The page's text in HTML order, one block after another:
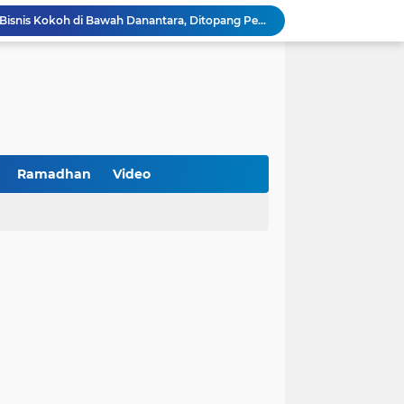
BNI Catat Fundamental Bisnis Kokoh di Bawah Danantara, Ditopang Pertumbuhan Kredit dan Kualitas Aset
Jakarta Raih Digital Excellence Awards 2026
Kemerdekaan
Ramadhan Video